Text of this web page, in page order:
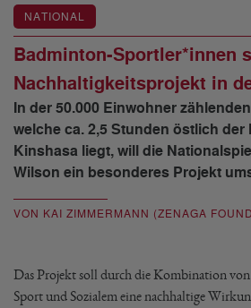
NATIONAL
Badminton-Sportler*innen
Nachhaltigkeitsprojekt in
In der 50.000 Einwohner
welche ca. 2,5 Stunden östlich der
Kinshasa liegt, will die
Wilson ein besonderes Projekt
VON KAI ZIMMERMANN (ZENAGA
Das Projekt soll durch die Kombination
Sport und Sozialem eine nachhaltige